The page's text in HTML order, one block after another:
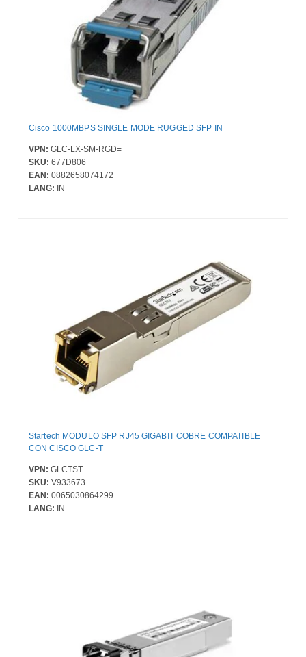
Cisco 1000MBPS SINGLE MODE RUGGED SFP IN
VPN: GLC-LX-SM-RGD=
SKU: 677D806
EAN: 0882658074172
LANG: IN
Startech MODULO SFP RJ45 GIGABIT COBRE COMPATIBLE
CON CISCO GLC-T
VPN: GLCTST
SKU: V933673
EAN: 0065030864299
LANG: IN